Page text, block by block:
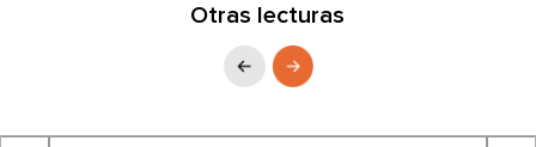
Otras lecturas